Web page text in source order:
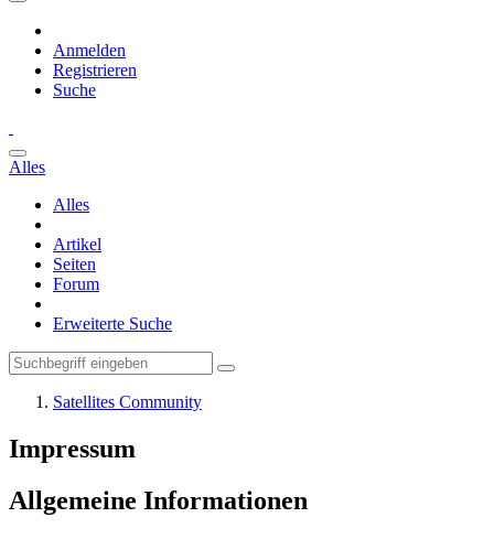
Anmelden
Registrieren
Suche
Alles
Alles
Artikel
Seiten
Forum
Erweiterte Suche
Satellites Community
Impressum
Allgemeine Informationen